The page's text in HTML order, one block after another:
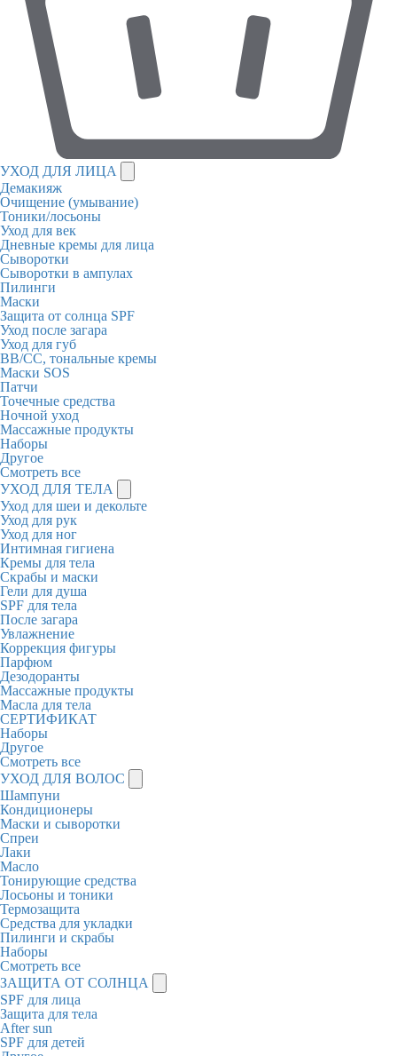
УХОД ДЛЯ ЛИЦА
Демакияж
Очищение (умывание)
Тоники/лосьоны
Уход для век
Дневные кремы для лица
Сыворотки
Сыворотки в ампулах
Пилинги
Маски
Защита от солнца SPF
Уход после загара
Уход для губ
BB/CC, тональные кремы
Маски SOS
Патчи
Точечные средства
Ночной уход
Массажные продукты
Наборы
Другое
Смотреть все
УХОД ДЛЯ ТЕЛА
Уход для шеи и декольте
Уход для рук
Уход для ног
Интимная гигиена
Кремы для тела
Скрабы и маски
Гели для душа
SPF для тела
После загара
Увлажнение
Коррекция фигуры
Парфюм
Дезодоранты
Массажные продукты
Масла для тела
СЕРТИФИКАТ
Наборы
Другое
Смотреть все
УХОД ДЛЯ ВОЛОС
Шампуни
Кондиционеры
Маски и сыворотки
Спреи
Лаки
Масло
Тонирующие средства
Лосьоны и тоники
Термозащита
Средства для укладки
Пилинги и скрабы
Наборы
Смотреть все
ЗАЩИТА ОТ СОЛНЦА
SPF для лица
Защита для тела
After sun
SPF для детей